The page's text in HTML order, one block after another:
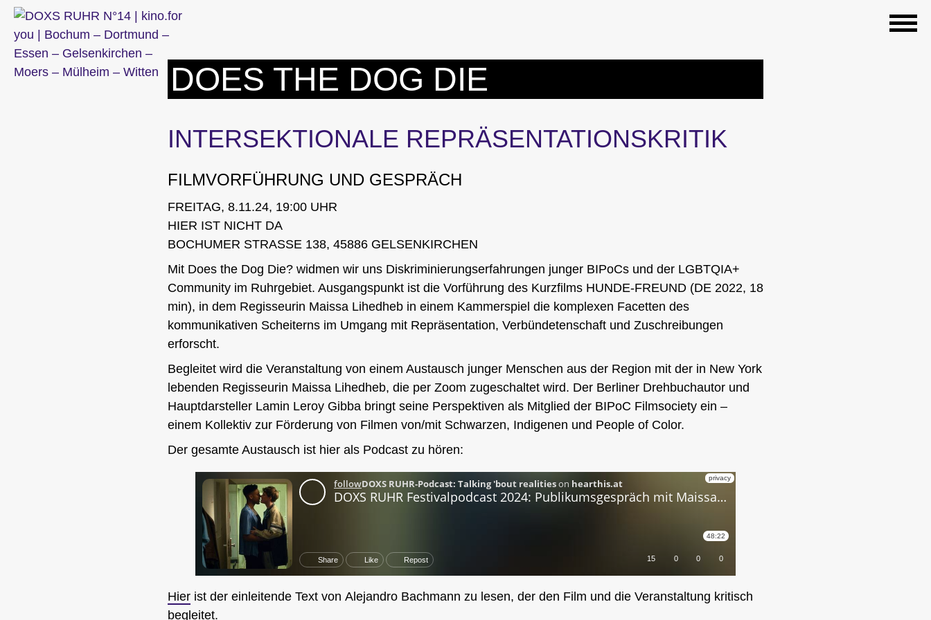
Zum
Inhalt
springen
DOES THE DOG DIE
INTERSEKTIONALE REPRÄSENTATIONSKRITIK
FILMVORFÜHRUNG UND GESPRÄCH
FREITAG, 8.11.24, 19:00 UHR
HIER IST NICHT DA
BOCHUMER STRASSE 138, 45886 GELSENKIRCHEN
Mit Does the Dog Die? widmen wir uns Diskriminierungserfahrungen junger BIPoCs und der LGBTQIA+
Community im Ruhrgebiet. Ausgangspunkt ist die Vorführung des Kurzfilms HUNDE-FREUND (DE 2022, 18
min), in dem Regisseurin Maissa Lihedheb in einem Kammerspiel die komplexen Facetten des
kommunikativen Scheiterns im Umgang mit Repräsentation, Verbündetenschaft und Zuschreibungen
erforscht.
Begleitet wird die Veranstaltung von einem Austausch junger Menschen aus der Region mit der in New York
lebenden Regisseurin Maissa Lihedheb, die per Zoom zugeschaltet wird. Der Berliner Drehbuchautor und
Hauptdarsteller Lamin Leroy Gibba bringt seine Perspektiven als Mitglied der BIPoC Filmsociety ein –
einem Kollektiv zur Förderung von Filmen von/mit Schwarzen, Indigenen und People of Color.
Der gesamte Austausch ist hier als Podcast zu hören:
Hier ist der einleitende Text von Alejandro Bachmann zu lesen, der den Film und die Veranstaltung kritisch
begleitet.